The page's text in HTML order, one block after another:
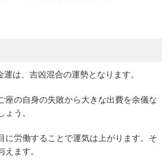
は、吉凶混合の運勢となります。
座の自身の失敗から大きな出費を余儀な
ょう。
に労働することで運気は上がります。そ
ます。